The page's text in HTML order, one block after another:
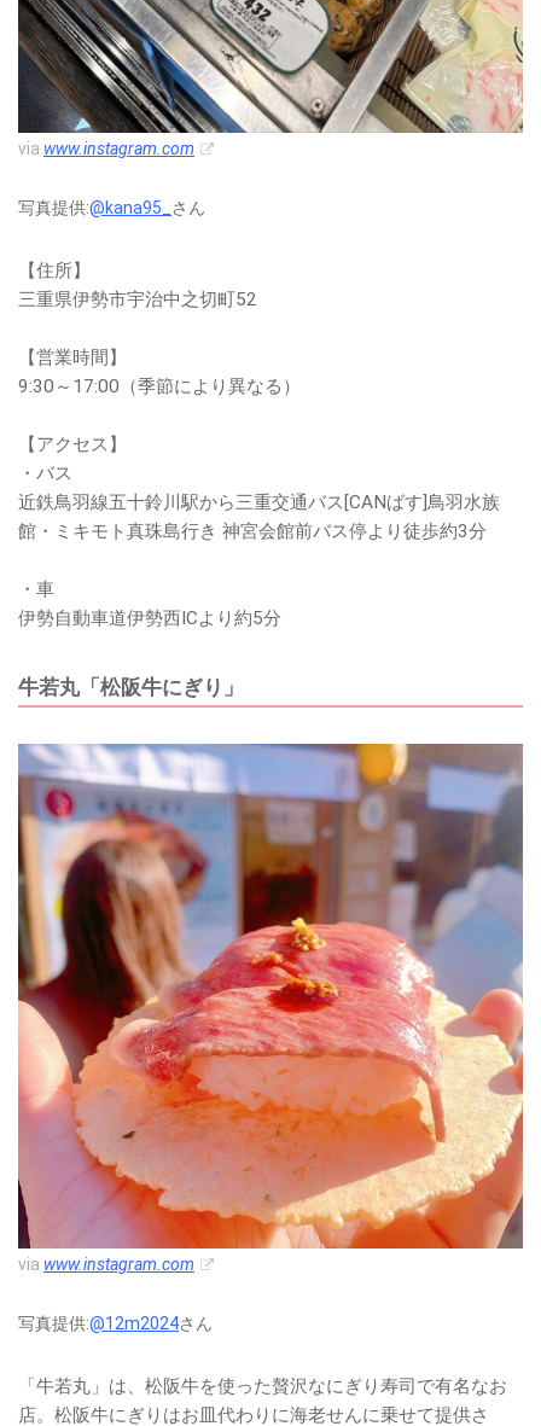
via www.instagram.com
写真提供:@kana95_ さん
【住所】
三重県伊勢市宇治中之切町52
【営業時間】
9:30～17:00（季節により異なる）
【アクセス】
・バス
近鉄鳥羽線五十鈴川駅から三重交通バス[CANばす]鳥羽水族
館・ミキモト真珠島行き 神宮会館前バス停より徒歩約3分
・車
伊勢自動車道伊勢西ICより約5分
牛若丸「松阪牛にぎり」
via www.instagram.com
写真提供:@12m2024さん
「牛若丸」は、松阪牛を使った贅沢なにぎり寿司で有名なお
店。松阪牛にぎりはお皿代わりに海老せんに乗せて提供さ